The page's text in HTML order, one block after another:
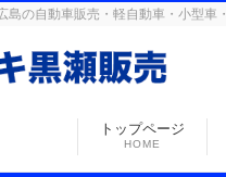
島の自動車販売・軽自動車・小型車
トップページ
HOME